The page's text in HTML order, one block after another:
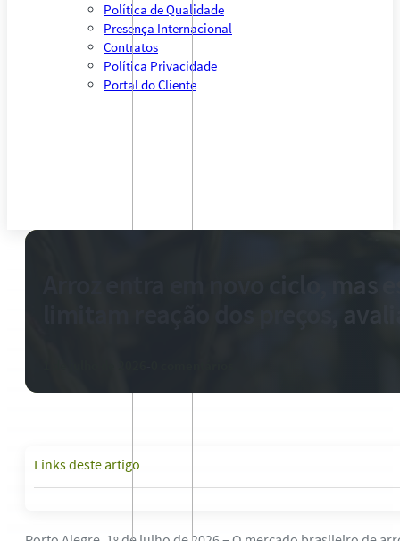
Política de Qualidade
Presença Internacional
Contratos
Política Privacidade
Portal do Cliente
Links deste artigo